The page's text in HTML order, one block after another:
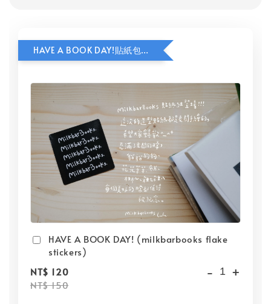
HAVE A BOOK DAY!貼紙包加價購
HAVE A BOOK DAY! (milkbarbooks flake
stickers)
NT$ 120
NT$ 150
- +